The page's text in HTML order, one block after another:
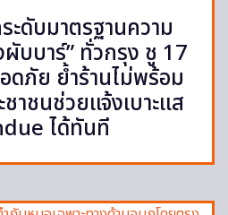
ะดับมาตรฐานความ
บบาร์” ทั่วกรุง ชู 17
ดภัย ย้ำร้านไม่พร้อม
าชนช่วยแจ้งเบาะแส
ได้ทันที